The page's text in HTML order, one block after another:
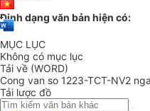
Định dạng văn bản hiện có:
MỤC LỤC
Không có mục lục
Tải về (WORD)
Cong van so 1223-TCT-NV2
Tải lược đồ